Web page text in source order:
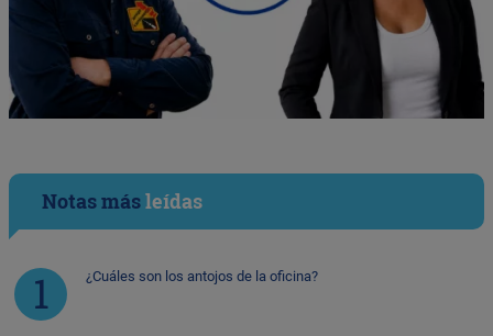
Notas másleídas
¿Cuáles son los antojos de la oficina?